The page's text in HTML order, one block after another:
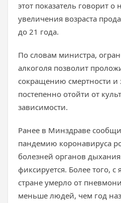
этот показатель говорит о
увеличения возраста
до 21 года.
По словам министра,
алкоголя позволит
сокращению смертности и
постепенно отойти от
зависимости.
Ранее в Минздраве
пандемию коронавируса
болезней органов
фиксируется. Более того, с
стране умерло от
меньше людей, чем год